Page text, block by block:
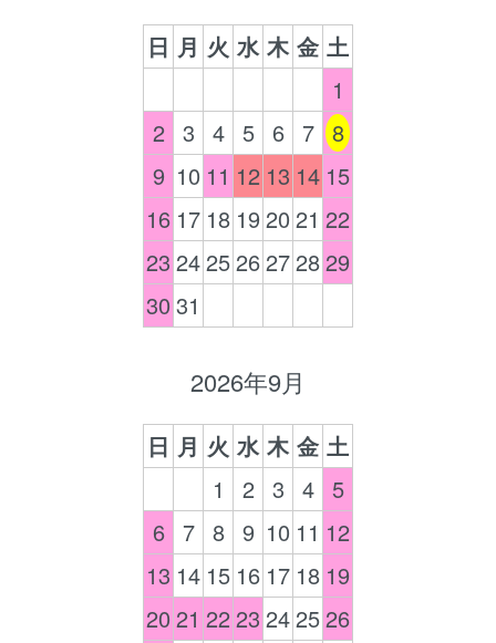
日 月 火 水 木 金 土
1
2 3 4 5 6 7 8
9 10 11 12 13 14 15
16 17 18 19 20 21 22
23 24 25 26 27 28 29
30 31
2026年9月
日 月 火 水 木 金 土
1
2 3 4 5
6
7 8 9 10 11 12
13 14 15 16 17 18 19
20 21 22 23 24 25 26